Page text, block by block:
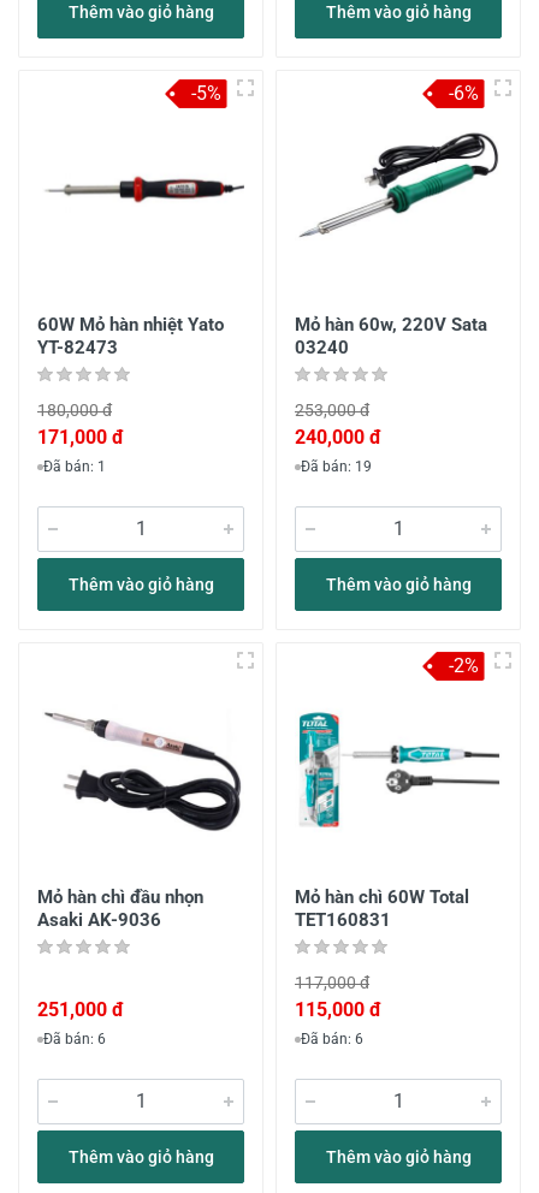
Thêm vào giỏ hàng Thêm vào giỏ hàng
60W Mỏ hàn nhiệt Yato
YT-82473
180,000 đ
171,000 đ
Đã bán: 1
Thêm vào giỏ hàng
-5%
Mỏ hàn 60w, 220V Sata
03240
253,000 đ
240,000 đ
Đã bán: 19
Thêm vào giỏ hàng
-6%
Mỏ hàn chì đầu nhọn
Asaki AK-9036
251,000 đ
Đã bán: 6
Thêm vào giỏ hàng
Mỏ hàn chì 60W Total
TET160831
117,000 đ
115,000 đ
Đã bán: 6
Thêm vào giỏ hàng
-2%